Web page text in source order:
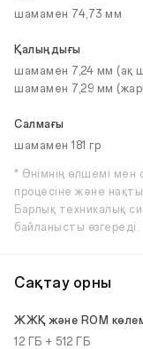
шамамен 74,73 мм
Қалыңдығы
шамамен 7,24 мм (ақ
шамамен 7,29 мм
Салмағы
шамамен 181 гр
* Өнімнің өлшемі мен
процесіне және
Барлық техникалық
байланысты өзгереді.
Сақтау орны
ЖЖҚ және ROM
12 ГБ + 512 ГБ